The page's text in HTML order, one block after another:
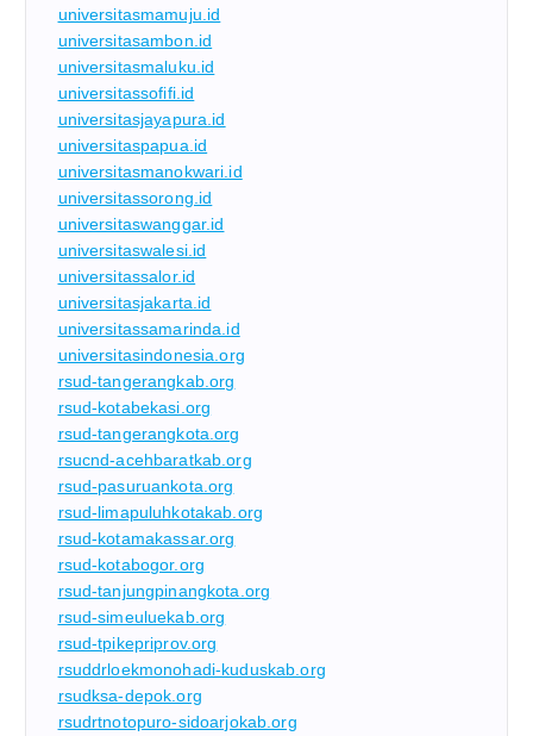
universitasmamuju.id
universitasambon.id
universitasmaluku.id
universitassofifi.id
universitasjayapura.id
universitaspapua.id
universitasmanokwari.id
universitassorong.id
universitaswanggar.id
universitaswalesi.id
universitassalor.id
universitasjakarta.id
universitassamarinda.id
universitasindonesia.org
rsud-tangerangkab.org
rsud-kotabekasi.org
rsud-tangerangkota.org
rsucnd-acehbaratkab.org
rsud-pasuruankota.org
rsud-limapuluhkotakab.org
rsud-kotamakassar.org
rsud-kotabogor.org
rsud-tanjungpinangkota.org
rsud-simeuluekab.org
rsud-tpikepriprov.org
rsuddrloekmonohadi-kuduskab.org
rsudksa-depok.org
rsudrtnotopuro-sidoarjokab.org